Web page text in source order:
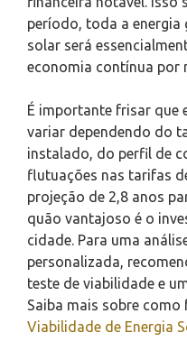
período, toda a energia
solar será
economia contínua por
É importante frisar que
variar dependendo do
instalado, do perfil de
flutuações nas tarifas
projeção de 2,8 anos
quão vantajoso é o
cidade. Para uma
personalizada,
teste de viabilidade e
Saiba mais sobre como
Viabilidade de Energia